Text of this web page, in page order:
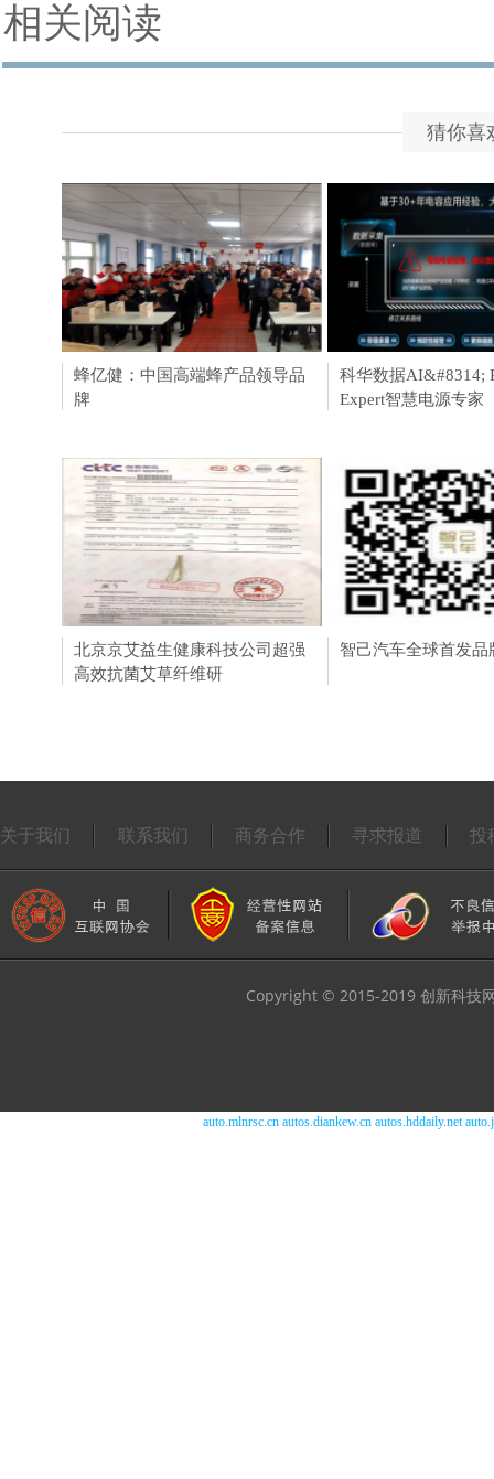
相关阅读
猜你喜
蜂亿健：中国高端蜂产品领导品
牌
聚焦亚马逊卖家的
资本猎人，我们是
科华数据AI&#8314;
Expert智慧电源专家
北京京艾益生健康科技公司超强
高效抗菌艾草纤维研
施耐德电气全新一代
智己汽车全球首发品
关于我们 联系我们 商务合作 寻求报道 投
Copyright © 2015-2019 创新科技
auto.mlnrsc.cn autos.diankew.cn autos.hddaily.net